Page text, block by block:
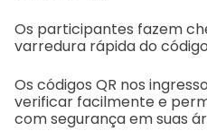
Os participantes fazem
varredura rápida do código
Os códigos QR nos
verificar facilmente e
com segurança em suas